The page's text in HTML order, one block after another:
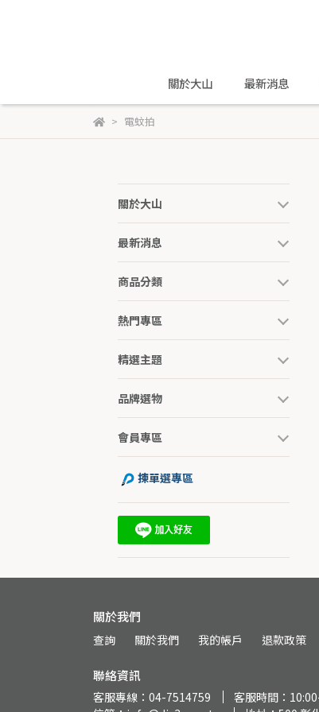
關於大山 最新消息
電蚊拍
關於大山
最新消息
商品分類
熱門專區
精選主題
品牌選物
會員專區
揀單選專區
關於我們
查詢 關於我們 我的帳戶 退款政策
聯絡資訊
客服專線：04-7514759
客服時間：